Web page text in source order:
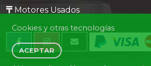
Motores Usados
Cookies y otras tecnologías
ACEPTAR